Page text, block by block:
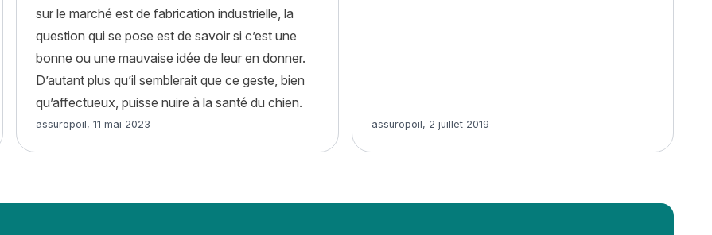
sur le marché est de fabrication industrielle, la
question qui se pose est de savoir si c’est une
bonne ou une mauvaise idée de leur en donner.
D’autant plus qu’il semblerait que ce geste, bien
qu’affectueux, puisse nuire à la santé du chien.
Article rédigé par
assuropoil,11 mai 2023 Article rédigé par
assuropoil, 2 juillet 2019